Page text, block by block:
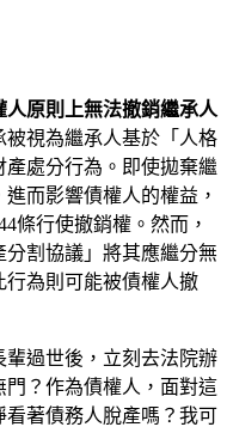
人原則上無法撤銷繼承人
被視為繼承人基於「人格
產處分行為。即使拋棄繼
而影響債權人的權益，
條行使撤銷權。然而，
割協議」將其應繼分無
為則可能被債權人撤
過世後，立刻去法院辦
？作為債權人，面對這
著債務人脫產嗎？我可